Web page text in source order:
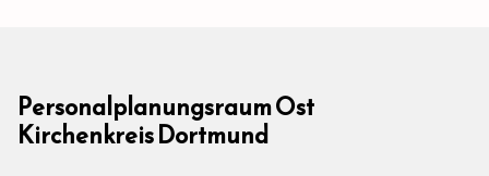
Personalplanungsraum Ost
Kirchenkreis Dortmund